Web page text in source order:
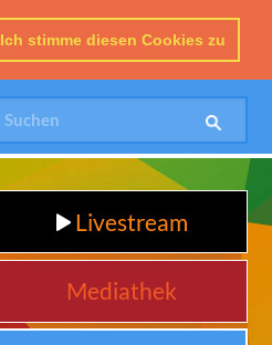
Ich stimme diesen Cookies zu
Livestream
Mediathek